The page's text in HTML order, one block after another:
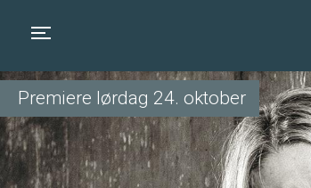
Premiere lørdag 24. oktober